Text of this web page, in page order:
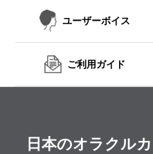
ユーザーボイス
ご利用ガイド
日本のオラクル